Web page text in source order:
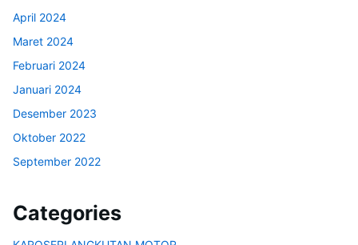
April 2024
Maret 2024
Februari 2024
Januari 2024
Desember 2023
Oktober 2022
September 2022
Categories